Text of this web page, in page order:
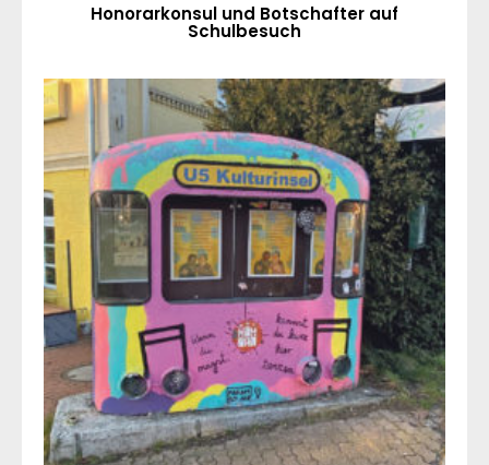
Honorarkonsul und Botschafter auf
Schulbesuch